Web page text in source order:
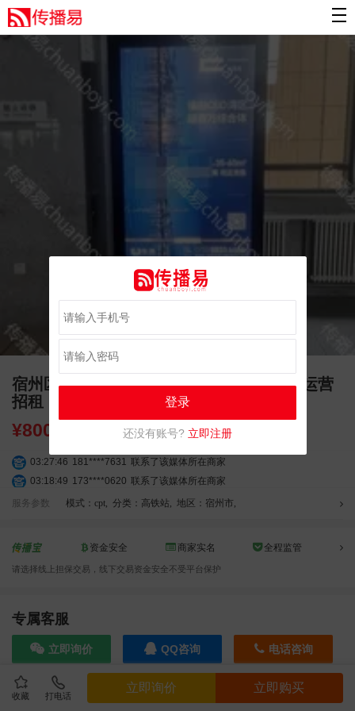
收藏 打电话
立即询价 立即购买
宿州区域高铁广告 萧县北站高清刷屏大屏运营
招租
¥8000.00
03:27:46 181****7631 联系了该媒体所在商家
03:18:49 173****0620 联系了该媒体所在商家
03:20:56 156****3374
联系了该媒体所在商家
04:12:36
181****8167
联系了该媒体所在商家
01:50:54
03:40:56 157****6971 联系了该媒体所在商家
10:08:47 155****5272
联系了该媒体所在商家
176****3456 联系了该媒体所在商家
04:09:07
182****6963 联系了该媒体所在商家
服务参数 模式：cpt, 分类：高铁站, 地区：宿州市,
资金安全 商家实名 全程监管
请选择线上担保交易，线下交易资金安全不受平台保护
专属客服
立即询价 QQ咨询 电话咨询
效果截图
登录
还没有账号? 立即注册